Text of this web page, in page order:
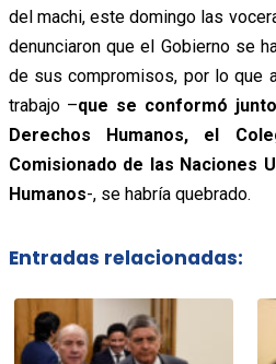
del machi, este domingo las
denunciaron que el Gobierno se
de sus compromisos, por lo que
trabajo –que se conformó
Derechos Humanos, el
Comisionado de las Naciones
Humanos-, se habría quebrado.
Entradas relacionadas: